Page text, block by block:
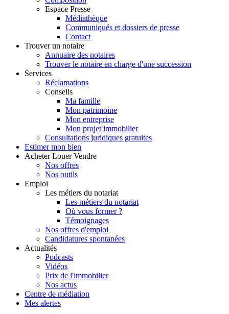
Espace Presse
Médiathèque
Communiqués et dossiers de presse
Contact
Trouver un notaire
Annuaire des notaires
Trouver le notaire en charge d'une succession
Services
Réclamations
Conseils
Ma famille
Mon patrimoine
Mon entreprise
Mon projet immobilier
Consultations juridiques gratuites
Estimer mon bien
Acheter Louer Vendre
Nos offres
Nos outils
Emploi
Les métiers du notariat
Les métiers du notariat
Où vous former ?
Témoignages
Nos offres d'emploi
Candidatures spontanées
Actualités
Podcasts
Vidéos
Prix de l'immobilier
Nos actus
Centre de médiation
Mes alertes